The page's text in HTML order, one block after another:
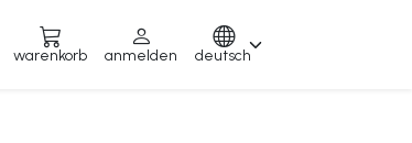
warenkorb anmelden deutsch